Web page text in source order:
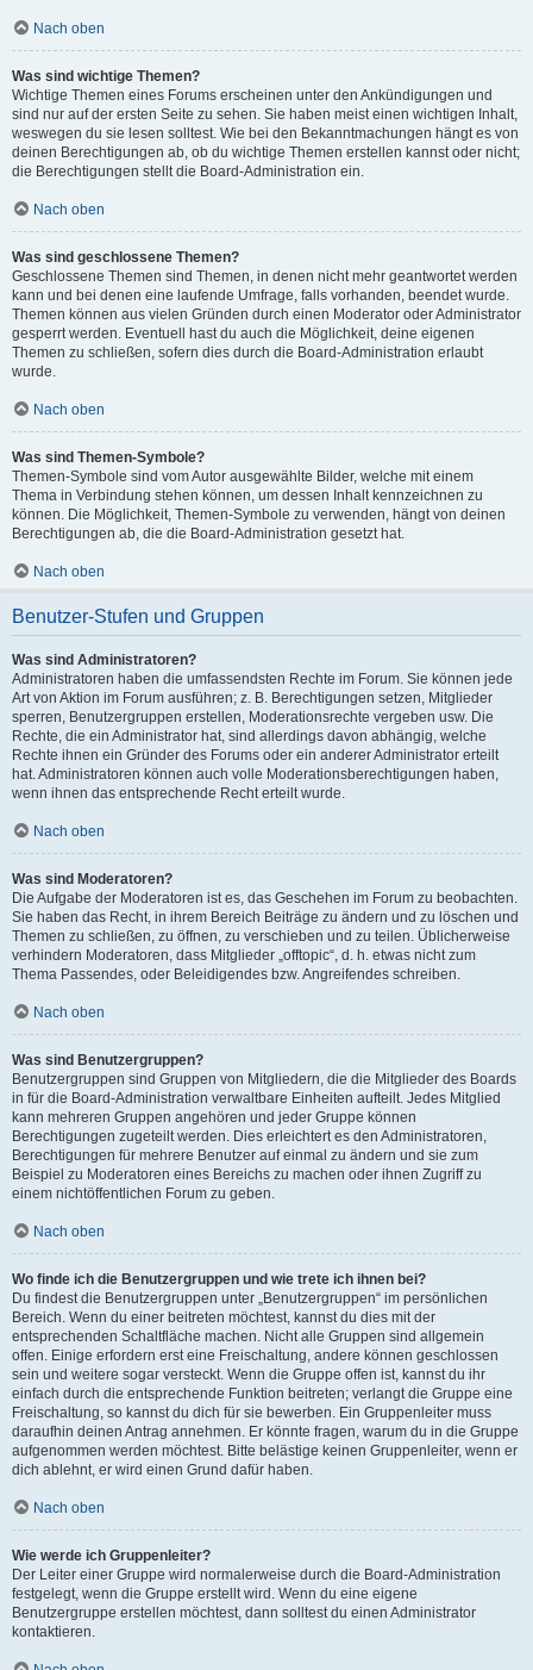
Nach oben
Was sind wichtige Themen?
Wichtige Themen eines Forums erscheinen unter den Ankündigungen und
sind nur auf der ersten Seite zu sehen. Sie haben meist einen wichtigen Inhalt,
weswegen du sie lesen solltest. Wie bei den Bekanntmachungen hängt es von
deinen Berechtigungen ab, ob du wichtige Themen erstellen kannst oder nicht;
die Berechtigungen stellt die Board-Administration ein.
Nach oben
Was sind geschlossene Themen?
Geschlossene Themen sind Themen, in denen nicht mehr geantwortet werden
kann und bei denen eine laufende Umfrage, falls vorhanden, beendet wurde.
Themen können aus vielen Gründen durch einen Moderator oder Administrator
gesperrt werden. Eventuell hast du auch die Möglichkeit, deine eigenen
Themen zu schließen, sofern dies durch die Board-Administration erlaubt
wurde.
Nach oben
Was sind Themen-Symbole?
Themen-Symbole sind vom Autor ausgewählte Bilder, welche mit einem
Thema in Verbindung stehen können, um dessen Inhalt kennzeichnen zu
können. Die Möglichkeit, Themen-Symbole zu verwenden, hängt von deinen
Berechtigungen ab, die die Board-Administration gesetzt hat.
Nach oben
Benutzer-Stufen und Gruppen
Was sind Administratoren?
Administratoren haben die umfassendsten Rechte im Forum. Sie können jede
Art von Aktion im Forum ausführen; z. B. Berechtigungen setzen, Mitglieder
sperren, Benutzergruppen erstellen, Moderationsrechte vergeben usw. Die
Rechte, die ein Administrator hat, sind allerdings davon abhängig, welche
Rechte ihnen ein Gründer des Forums oder ein anderer Administrator erteilt
hat. Administratoren können auch volle Moderationsberechtigungen haben,
wenn ihnen das entsprechende Recht erteilt wurde.
Nach oben
Was sind Moderatoren?
Die Aufgabe der Moderatoren ist es, das Geschehen im Forum zu beobachten.
Sie haben das Recht, in ihrem Bereich Beiträge zu ändern und zu löschen und
Themen zu schließen, zu öffnen, zu verschieben und zu teilen. Üblicherweise
verhindern Moderatoren, dass Mitglieder „offtopic“, d. h. etwas nicht zum
Thema Passendes, oder Beleidigendes bzw. Angreifendes schreiben.
Nach oben
Was sind Benutzergruppen?
Benutzergruppen sind Gruppen von Mitgliedern, die die Mitglieder des Boards
in für die Board-Administration verwaltbare Einheiten aufteilt. Jedes Mitglied
kann mehreren Gruppen angehören und jeder Gruppe können
Berechtigungen zugeteilt werden. Dies erleichtert es den Administratoren,
Berechtigungen für mehrere Benutzer auf einmal zu ändern und sie zum
Beispiel zu Moderatoren eines Bereichs zu machen oder ihnen Zugriff zu
einem nichtöffentlichen Forum zu geben.
Nach oben
Wo finde ich die Benutzergruppen und wie trete ich ihnen bei?
Du findest die Benutzergruppen unter „Benutzergruppen“ im persönlichen
Bereich. Wenn du einer beitreten möchtest, kannst du dies mit der
entsprechenden Schaltfläche machen. Nicht alle Gruppen sind allgemein
offen. Einige erfordern erst eine Freischaltung, andere können geschlossen
sein und weitere sogar versteckt. Wenn die Gruppe offen ist, kannst du ihr
einfach durch die entsprechende Funktion beitreten; verlangt die Gruppe eine
Freischaltung, so kannst du dich für sie bewerben. Ein Gruppenleiter muss
daraufhin deinen Antrag annehmen. Er könnte fragen, warum du in die Gruppe
aufgenommen werden möchtest. Bitte belästige keinen Gruppenleiter, wenn er
dich ablehnt, er wird einen Grund dafür haben.
Nach oben
Wie werde ich Gruppenleiter?
Der Leiter einer Gruppe wird normalerweise durch die Board-Administration
festgelegt, wenn die Gruppe erstellt wird. Wenn du eine eigene
Benutzergruppe erstellen möchtest, dann solltest du einen Administrator
kontaktieren.